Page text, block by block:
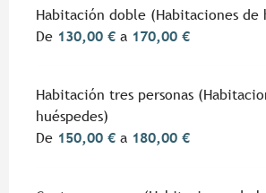
Habitación doble (Habitaciones de
De 130,00 € a 170,00 €
Habitación tres personas
huéspedes)
De 150,00 € a 180,00 €